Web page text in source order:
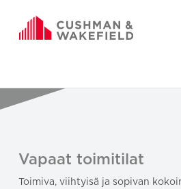
Vapaat toimitilat
Toimiva, viihtyisä ja sopivan